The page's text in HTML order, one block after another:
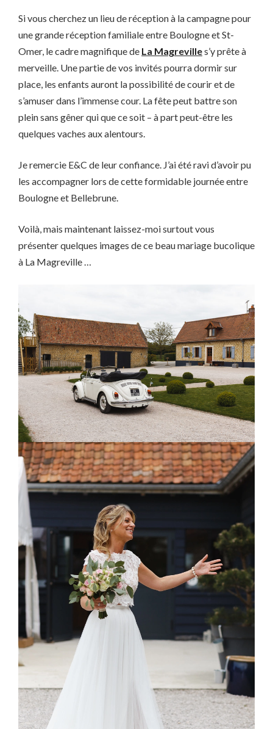
Si vous cherchez un lieu de réception à la campagne pour
une grande réception familiale entre Boulogne et St-
Omer, le cadre magnifique de La Magrevilles’y prête à
merveille. Une partie de vos invités pourra dormir sur
place, les enfants auront la possibilité de courir et de
s’amuser dans l’immense cour. La fête peut battre son
plein sans gêner qui que ce soit – à part peut-être les
quelques vaches aux alentours.
Je remercie E&C de leur confiance. J’ai été ravi d’avoir pu
les accompagner lors de cette formidable journée entre
Boulogne et Bellebrune.
Voilà, mais maintenant laissez-moi surtout vous
présenter quelques images de ce beau mariage bucolique
à La Magreville …